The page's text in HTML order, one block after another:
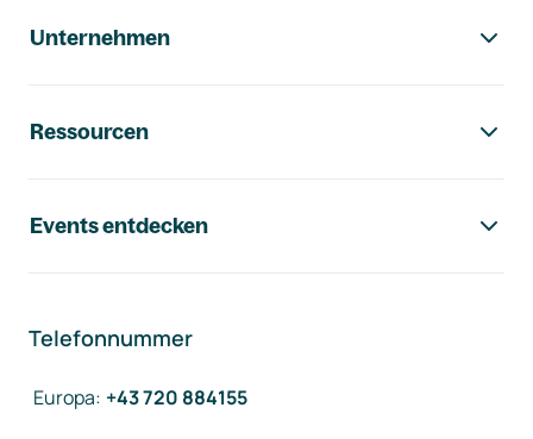
Unternehmen
Ressourcen
Events entdecken
Telefonnummer
Europa: +43 720 884155